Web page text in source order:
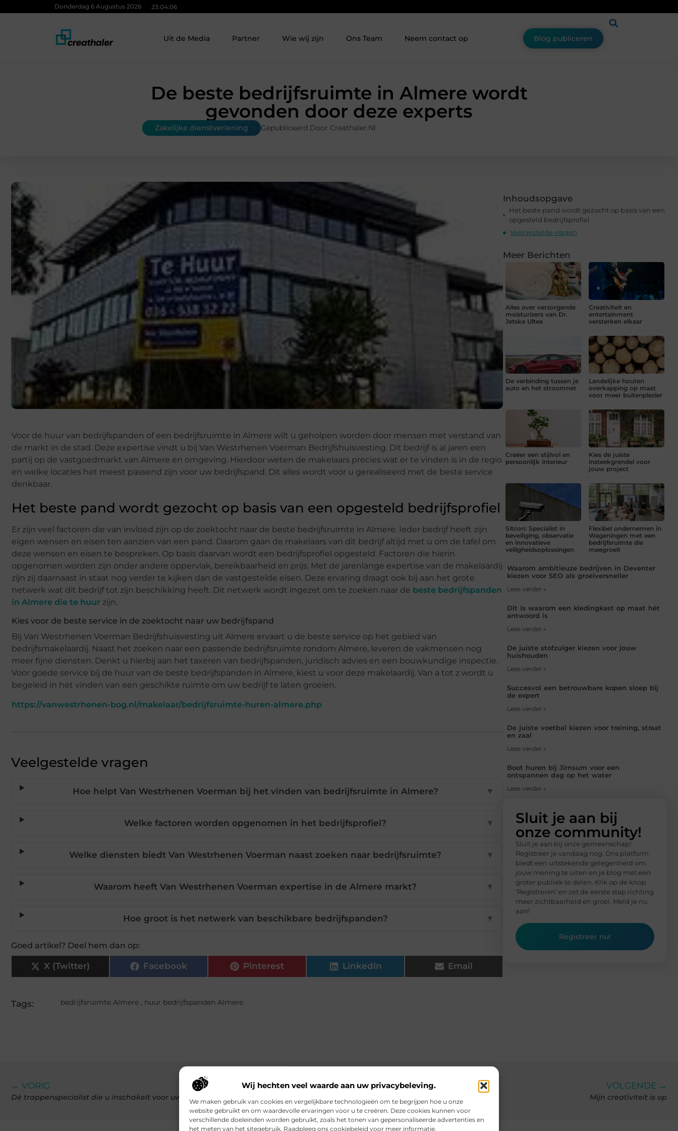
Wij hechten veel waarde aan uw privacybeleving.
We maken gebruik van cookies en vergelijkbare technologieën om te begrijpen hoe u onze
website gebruikt en om waardevolle ervaringen voor u te creëren. Deze cookies kunnen voor
verschillende doeleinden worden gebruikt, zoals het tonen van gepersonaliseerde advertenties en
het meten van het sitegebruik. Raadpleeg ons cookiebeleid voor meer informatie.
Donderdag 6 Augustus 2026 23:04:07
Uit de Media Partner Wie wij zijn Ons Team Neem contact op Blog publiceren
De beste bedrijfsruimte in Almere wordt
gevonden door deze experts
Zakelijke dienstverlening Gepubliceerd Door Creathaler.nl
Voor de huur van bedrijfspanden of een bedrijfsruimte in Almere wilt u geholpen worden door mensen met verstand van
de markt in de stad. Deze expertise vindt u bij Van Westrhenen Voerman Bedrijfshuisvesting. Dit bedrijf is al jaren een
partij op de vastgoedmarkt van Almere en omgeving. Hierdoor weten de makelaars precies wat er te vinden is in de regio
en welke locaties het meest passend zijn voor uw bedrijfspand. Dit alles wordt voor u gerealiseerd met de beste service
denkbaar.
Het beste pand wordt gezocht op basis van een opgesteld bedrijfsprofiel
Er zijn veel factoren die van invloed zijn op de zoektocht naar de beste bedrijfsruimte in Almere. Ieder bedrijf heeft zijn
eigen wensen en eisen ten aanzien van een pand. Daarom gaan de makelaars van dit bedrijf altijd met u om de tafel om
deze wensen en eisen te bespreken. Op basis daarvan wordt een bedrijfsprofiel opgesteld. Factoren die hierin
opgenomen worden zijn onder andere oppervlak, bereikbaarheid en prijs. Met de jarenlange expertise van de makelaardij
zijn zij daarnaast in staat nog verder te kijken dan de vastgestelde eisen. Deze ervaring draagt ook bij aan het grote
netwerk wat dit bedrijf tot zijn beschikking heeft. Dit netwerk wordt ingezet om te zoeken naar de beste bedrijfspanden
in Almere die te huur zijn.
Kies voor de beste service in de zoektocht naar uw bedrijfspand
Bij Van Westrhenen Voerman Bedrijfshuisvesting uit Almere ervaart u de beste service op het gebied van
bedrijfsmakelaardij. Naast het zoeken naar een passende bedrijfsruimte rondom Almere, leveren de vakmensen nog
meer fijne diensten. Denkt u hierbij aan het taxeren van bedrijfspanden, juridisch advies en een bouwkundige inspectie.
Voor goede service bij de huur van de beste bedrijfspanden in Almere, kiest u voor deze makelaardij. Van a tot z wordt u
begeleid in het vinden van een geschikte ruimte om uw bedrijf te laten groeien.
https://vanwestrhenen-bog.nl/makelaar/bedrijfsruimte-huren-almere.php
Veelgestelde vragen
Hoe helpt Van Westrhenen Voerman bij het vinden van bedrijfsruimte in Almere? ▼
Welke factoren worden opgenomen in het bedrijfsprofiel? ▼
Welke diensten biedt Van Westrhenen Voerman naast zoeken naar bedrijfsruimte? ▼
Waarom heeft Van Westrhenen Voerman expertise in de Almere markt? ▼
Hoe groot is het netwerk van beschikbare bedrijfspanden? ▼
Goed artikel? Deel hem dan op:
X (Twitter) Facebook Pinterest LinkedIn Email
Tags: bedrijfsruimte Almere, huur bedrijfspanden Almere
Inhoudsopgave
Het beste pand wordt gezocht op basis van een
opgesteld bedrijfsprofiel
Veelgestelde vragen
Meer Berichten
Alles over verzorgende
moisturizers van Dr.
Jetske Ultee
Creativiteit en
entertainment
versterken elkaar
De verbinding tussen je
auto en het stroomnet
Landelijke houten
overkapping op maat
voor meer buitenplezier
Creëer een stijlvol en
persoonlijk interieur
Kies de juiste
insteekgrendel voor
jouw project
Sitcon: Specialist in
beveiliging, observatie
en innovatieve
veiligheidsoplossingen
Flexibel ondernemen in
Wageningen met een
bedrijfsruimte die
meegroeit
Waarom ambitieuze bedrijven in Deventer
kiezen voor SEO als groeiversneller
Lees verder »
Dit is waarom een kledingkast op maat hét
antwoord is
Lees verder »
De juiste stofzuiger kiezen voor jouw
huishouden
Lees verder »
Succesvol een betrouwbare kopen sloep bij
de expert
Lees verder »
De juiste voetbal kiezen voor training, straat
en zaal
Lees verder »
Boot huren bij Jirnsum voor een
ontspannen dag op het water
Lees verder »
Sluit je aan bij
onze community!
Sluit je aan bij onze gemeenschap!
Registreer je vandaag nog. Ons platform
biedt een uitstekende gelegenheid om
jouw mening te uiten en je blog met een
groter publiek te delen. Klik op de knop
‘Registreren’ en zet de eerste stap richting
meer zichtbaarheid en groei. Meld je nu
aan!
Registreer nu!
← VORIG
Dé trappenspecialist die u inschakelt voor uw traprenovatie
VOLGENDE →
Mijn creativiteit is op